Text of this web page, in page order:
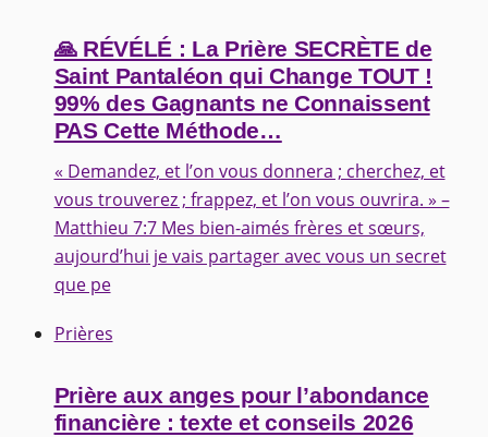
🙏 RÉVÉLÉ : La Prière SECRÈTE de
Saint Pantaléon qui Change TOUT !
99% des Gagnants ne Connaissent
PAS Cette Méthode…
« Demandez, et l’on vous donnera ; cherchez, et
vous trouverez ; frappez, et l’on vous ouvrira. » –
Matthieu 7:7 Mes bien-aimés frères et sœurs,
aujourd’hui je vais partager avec vous un secret
que pe
Prières
Prière aux anges pour l’abondance
financière : texte et conseils 2026